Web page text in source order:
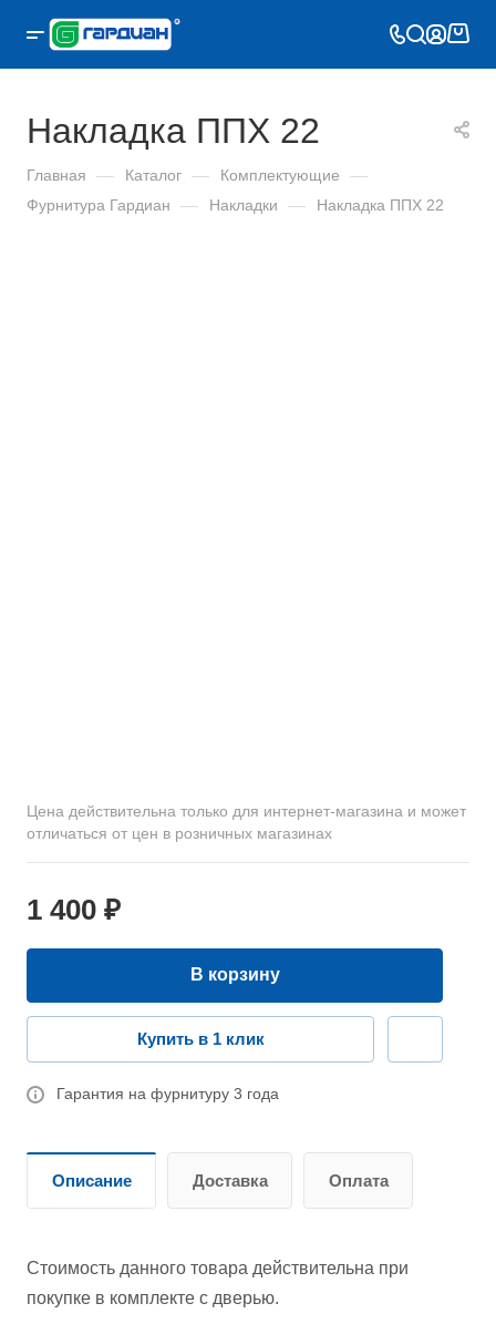
Накладка ППХ 22
Главная — Каталог — Комплектующие —
Фурнитура Гардиан — Накладки — Накладка ППХ 22
Цена действительна только для интернет-магазина и может
отличаться от цен в розничных магазинах
1 400 ₽
В корзину
Купить в 1 клик
Гарантия на фурнитуру 3 года
Описание Доставка Оплата
Стоимость данного товара действительна при
покупке в комплекте с дверью.